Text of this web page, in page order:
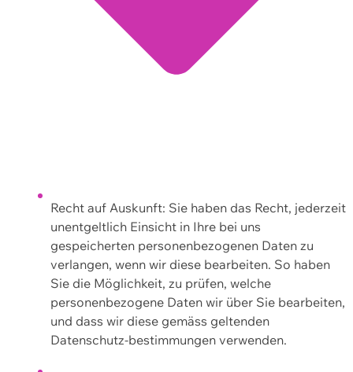
Recht auf Auskunft: Sie haben das Recht, jederzeit
unentgeltlich Einsicht in Ihre bei uns
gespeicherten personenbezogenen Daten zu
verlangen, wenn wir diese bearbeiten. So haben
Sie die Möglichkeit, zu prüfen, welche
personenbezogene Daten wir über Sie bearbeiten,
und dass wir diese gemäss geltenden
Datenschutz-bestimmungen verwenden.